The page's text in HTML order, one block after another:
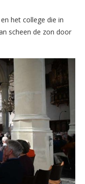
het college die in
scheen de zon door